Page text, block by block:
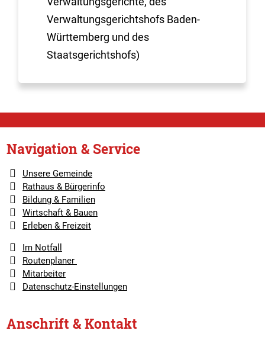
Verwaltungsgerichtshofs Baden-
Württemberg und des
Staatsgerichtshofs)
Navigation & Service
Unsere Gemeinde
Rathaus & Bürgerinfo
Bildung & Familien
Wirtschaft & Bauen
Erleben & Freizeit
Im Notfall
Routenplaner
Mitarbeiter
Datenschutz-Einstellungen
Anschrift & Kontakt